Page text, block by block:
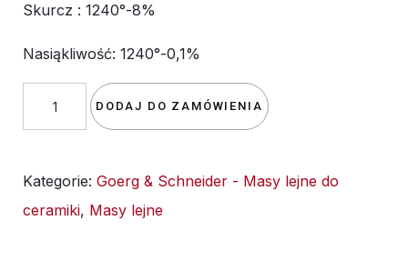
Skurcz : 1240°-8%
Nasiąkliwość: 1240°-0,1%
Masa
Goerg&Schneider
1100
DODAJ DO ZAMÓWIENIA
Kategorie: Goerg & Schneider - Masy lejne do
ceramiki, Masy lejne